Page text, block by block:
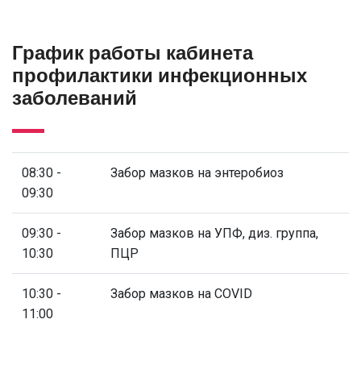
График работы кабинета
профилактики инфекционных
заболеваний
08:30 -
09:30
Забор мазков на энтеробиоз
09:30 -
10:30
Забор мазков на УПФ, диз. группа,
ПЦР
10:30 -
11:00
Забор мазков на COVID